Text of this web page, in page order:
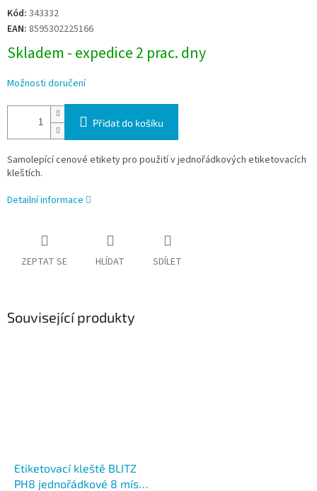
Měrná
cena:
Kód: 343332
EAN: 8595302225166
Skladem - expedice 2 prac. dny
Možnosti doručení
Přidat do košíku
Samolepící cenové etikety pro použití v jednořádkových etiketovacích
kleštích.
Detailní informace
ZEPTAT SE HLÍDAT SDÍLET
Související produkty
Etiketovací kleště BLITZ
PH8 jednořádkové 8 míst